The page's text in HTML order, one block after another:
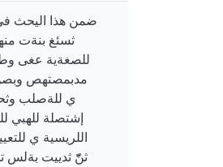
ضمن هذا اليحث
ثسئغ بنةت
للصغةية عغى
مدبمصتهص
ي للةصلب
إشتصلة للهبي
اللريسية ي
ثنّّ ثدييت